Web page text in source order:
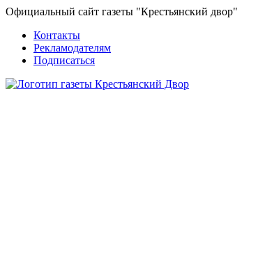
Официальный сайт газеты "Крестьянский двор"
Контакты
Рекламодателям
Подписаться